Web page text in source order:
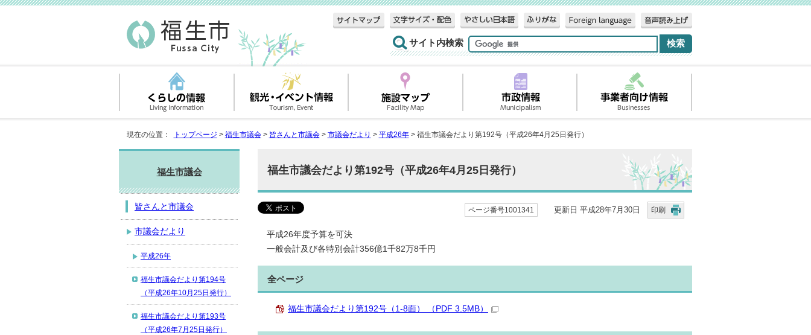
サイト内検索
現在の位置： トップページ > 福生市議会> 皆さんと市議会> 市議会だより > 平成26年> 福生市議会だより第192号（平成26年4月25日発行）
福生市議会だより第192号（平成26年4月25日発行）
ページ番号1001341 更新日 平成28年7月30日 印刷
平成26年度予算を可決
一般会計及び各特別会計356億1千82万8千円
全ページ
福生市議会だより第192号（1-8面） （PDF 3.5MB）
福生市議会
皆さんと市議会
市議会だより
平成26年
福生市議会だより第194号
（平成26年10月25日発行）
福生市議会だより第193号
（平成26年7月25日発行）